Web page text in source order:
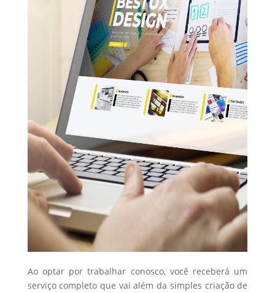
Ao optar por trabalhar conosco, você receberá um
serviço completo que vai além da simples criação de